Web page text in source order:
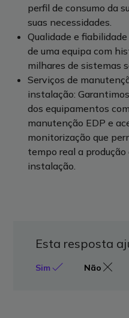
perfil de consumo da
suas necessidades.
Qualidade e
de uma equipa com
milhares de sistemas
Serviços de
instalação:
dos equipamentos
manutenção EDP e
monitorização que
tempo real a produção
instalação.
Esta resposta
Sim Não